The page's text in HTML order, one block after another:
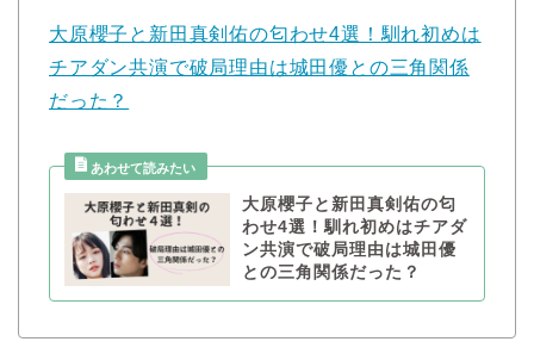
大原櫻子と新田真剣佑の匂わせ4選！馴れ初めは
チアダン共演で破局理由は城田優との三角関係
だった？
大原櫻子と新田真剣佑の匂
わせ4選！馴れ初めはチアダ
ン共演で破局理由は城田優
との三角関係だった？